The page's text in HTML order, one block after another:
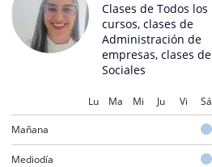
Clases de Todos los
cursos, clases de
Administración de
empresas, clases de
Sociales
Lu Ma Mi Ju Vi Sá
Mañana
Mediodía